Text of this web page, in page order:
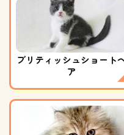
ブリティッシュショート
ア